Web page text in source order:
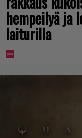
hempeilyä ja
laiturilla